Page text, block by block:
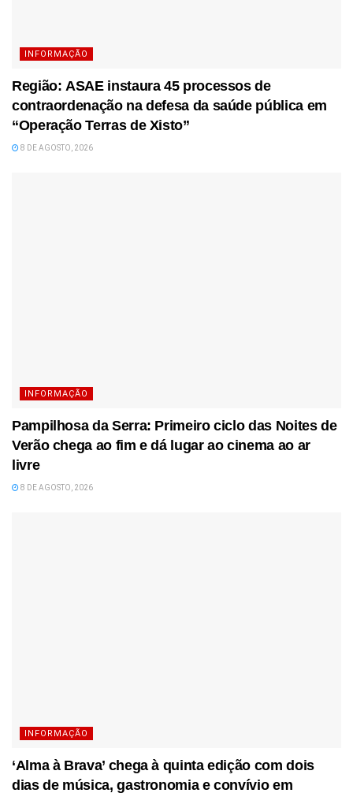
INFORMAÇÃO
Região: ASAE instaura 45 processos de
contraordenação na defesa da saúde pública em
“Operação Terras de Xisto”
8 DE AGOSTO, 2026
INFORMAÇÃO
Pampilhosa da Serra: Primeiro ciclo das Noites de
Verão chega ao fim e dá lugar ao cinema ao ar
livre
8 DE AGOSTO, 2026
INFORMAÇÃO
‘Alma à Brava’ chega à quinta edição com dois
dias de música, gastronomia e convívio em